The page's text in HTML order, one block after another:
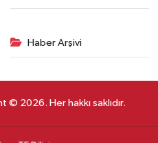
Haber Arşivi
© 2026. Her hakkı saklıdır.